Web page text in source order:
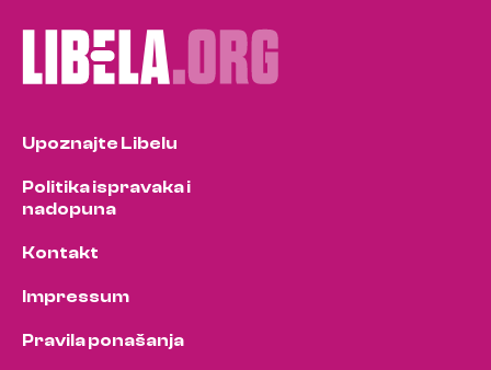
Upoznajte Libelu
Politika ispravaka i
nadopuna
Kontakt
Impressum
Pravila ponašanja